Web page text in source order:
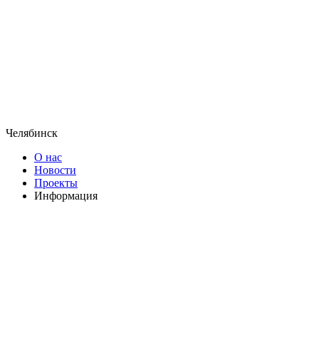
Челябинск
О нас
Новости
Проекты
Информация